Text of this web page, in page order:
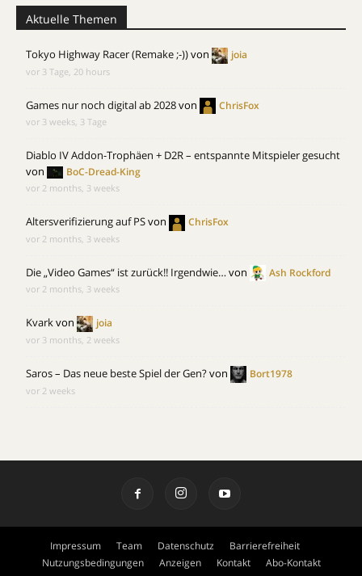
Aktuelle Themen
Tokyo Highway Racer (Remake ;-))von joia
vor 3 Tage, 20 hours
Games nur noch digital ab 2028von ChrisFox
vor 3 weeks, 3 Tage
Diablo IV Addon-Trophäen + D2R – entspannte Mitspieler gesucht
von
BoC-Dread-King
vor 2 months, 3 weeks
Altersverifizierung auf PSvon ChrisFox
vor 2 months, 3 weeks
Die „Video Games“ ist zurück!! Irgendwie…von Ash Rockford
vor 2 months, 3 weeks
Kvarkvon joia
vor 3 months, 2 weeks
Saros – Das neue beste Spiel der Gen?von Bort1978
vor 2 weeks
Impressum Team Datenschutz
Barrierefreiheit
Nutzungsbedingungen
Anzeigen Kontakt Abo-Kontakt